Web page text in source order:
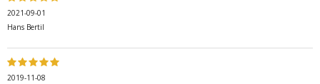
2021-09-01
Hans Bertil
2019-11-08